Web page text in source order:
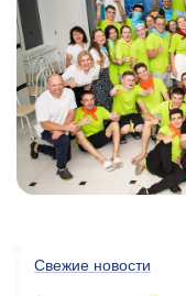
Свежие новости